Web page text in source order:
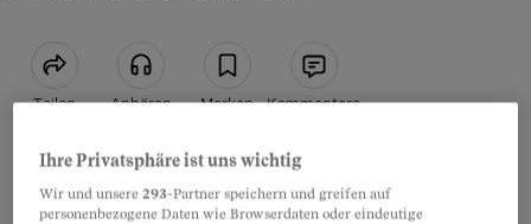
Teilen Anhören Merken Kommentare
Artikel teilen
Übersicht zum Ratgeber
Ihre Privatsphäre ist uns wichtig
Wir und unsere293-Partner speichern und greifen auf
personenbezogene Daten wie Browserdaten oder eindeutige